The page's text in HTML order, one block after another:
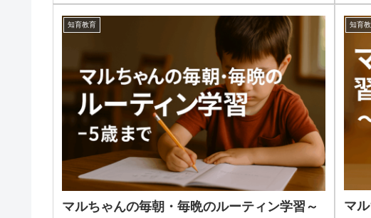
知育教育
マルちゃんの毎朝・毎晩のルーティン学習～
知育
マ